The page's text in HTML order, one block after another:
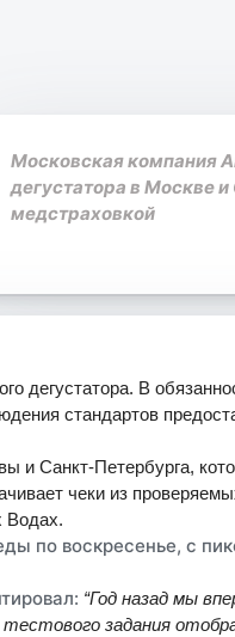
Московская компания
дегустатора в Москве
медстраховкой
дегустатора. В
стандартов
и Санкт-Петербурга,
чеки из
Водах.
по воскресенье, с
“Год назад мы
задания